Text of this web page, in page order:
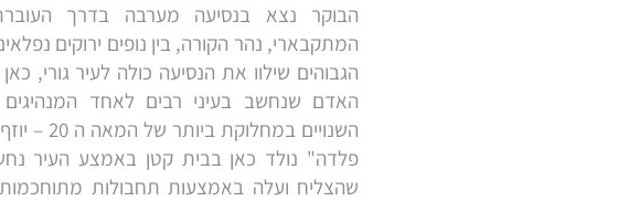
הבוקר נצא בנסיעה מערבה בדרך
המתקבארי, נהר הקורה, בין נופים ירוקים
הגבוהים שילוו את הנסיעה כולה לעיר גורי,
האדם שנחשב בעיני רבים לאחד
השנויים
פלדה" נולד כאן בבית קטן באמצע העיר
שהצליח ועלה באמצעות תחבולות